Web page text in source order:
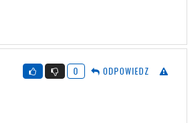
0 ODPOWIEDZ